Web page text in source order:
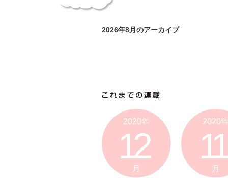
2026年8月のアーカイブ
2020年
12
月
2020
11
月